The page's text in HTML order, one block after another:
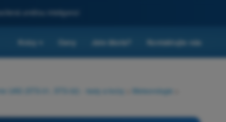
umělou inteligencí
Kvízy Ceny Jste škola? Kontaktujte nás
UAS (STS-01, STS-02) - testy a kvízy Meteorologie